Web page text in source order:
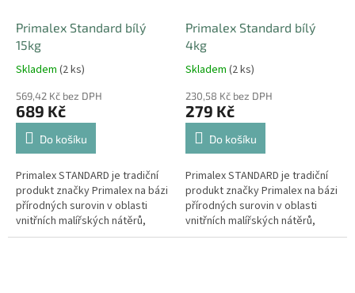
Primalex Standard bílý
15kg
Skladem (2 ks)
569,42 Kč bez DPH
689 Kč
Do košíku
Primalex STANDARD je tradiční
produkt značky Primalex na bázi
přírodných surovin v oblasti
vnitřních malířských nátěrů,
který splňuje veškeré
Primalex Standard bílý
4kg
Skladem (2 ks)
230,58 Kč bez DPH
279 Kč
Do košíku
Primalex STANDARD je tradiční
produkt značky Primalex na bázi
přírodných surovin v oblasti
vnitřních malířských nátěrů,
který splňuje veškeré